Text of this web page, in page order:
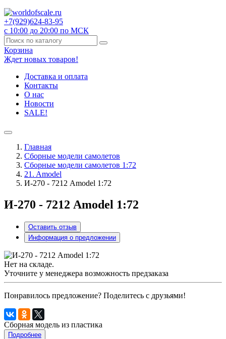
+7(929)624-83-95
с 10:00 до 20:00 по МСК
Корзина
Ждет новых товаров!
Доставка и оплата
Контакты
О нас
Новости
SALE!
Главная
Сборные модели самолетов
Сборные модели самолетов 1:72
21. Amodel
И-270 - 7212 Amodel 1:72
И-270 - 7212 Amodel 1:72
Оставить отзыв
Информация о предложении
Нет на складе.
Уточните у менеджера возможность предзаказа
Понравилось предложение? Поделитесь с друзьями!
Сборная модель из пластика
Подробнее